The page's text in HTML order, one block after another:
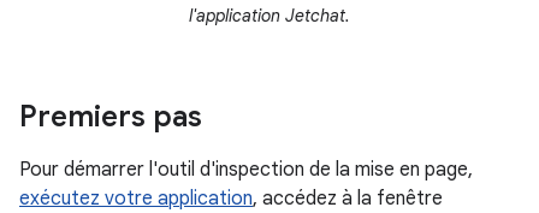
l'application Jetchat.
Premiers pas
Pour démarrer l'outil d'inspection de la mise en page,
exécutez votre application, accédez à la fenêtre